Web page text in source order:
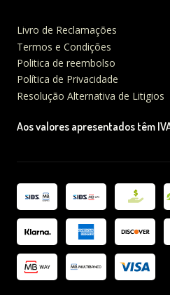
Livro de Reclamações
Termos e Condições
Politica de reembolso
Política de Privacidade
Resolução Alternativa de Litigios
Aos valores apresentados têm